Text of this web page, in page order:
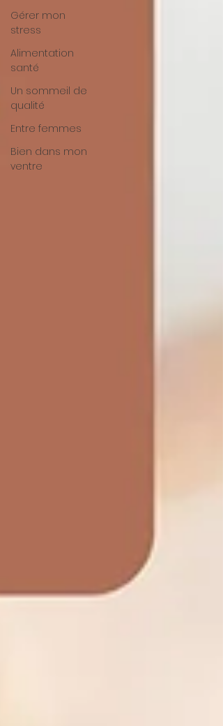
Gérer mon
stress
Alimentation
santé
Un sommeil de
qualité
Entre femmes
Bien dans mon
ventre